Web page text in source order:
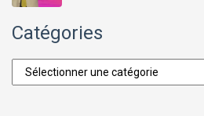
Catégories
Catégories